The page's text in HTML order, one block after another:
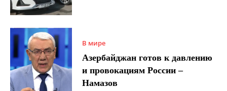
В мире
Азербайджан готов к давлению
и провокациям России –
Намазов